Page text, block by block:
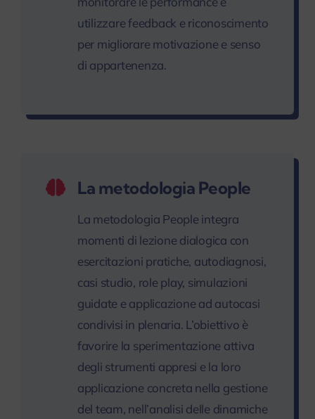
utilizzare feedback e riconoscimento
per migliorare motivazione e senso
di appartenenza.
La metodologia People
La metodologia People integra
momenti di lezione dialogica con
esercitazioni pratiche, autodiagnosi,
casi studio, role play, simulazioni
guidate e applicazione ad autocasi
condivisi in plenaria. L’obiettivo è
favorire la sperimentazione attiva
degli strumenti appresi e la loro
applicazione concreta nella gestione
del team, nell’analisi delle dinamiche